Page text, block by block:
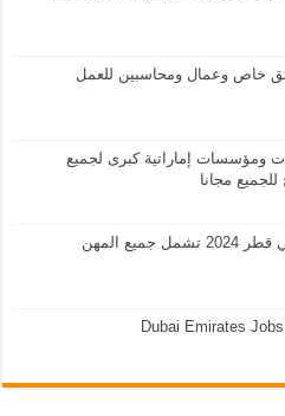
2024 بحاجه لسائق خاص وعمال ومحاسبين للعمل
2024 لدى شركات ومؤسسات إماراتية كبرى لجميع
مجانا
وظائف في قطر 2024 فرص عمل في قطر 2024 تشمل جميع المهن
Dubai Emirates